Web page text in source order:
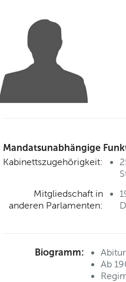
Mandatsunabhängige
Kabinettszugehörigkeit:
Mitgliedschaft in
anderen Parlamenten:
Biogramm:
Abitur
Ab